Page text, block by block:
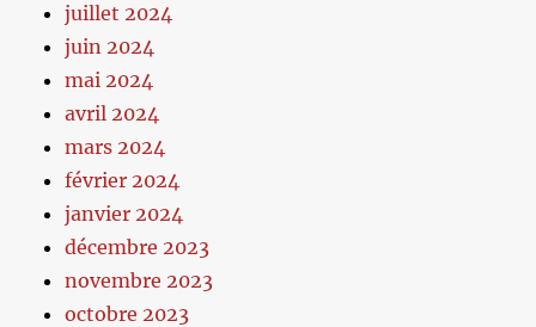
juillet 2024
juin 2024
mai 2024
avril 2024
mars 2024
février 2024
janvier 2024
décembre 2023
novembre 2023
octobre 2023